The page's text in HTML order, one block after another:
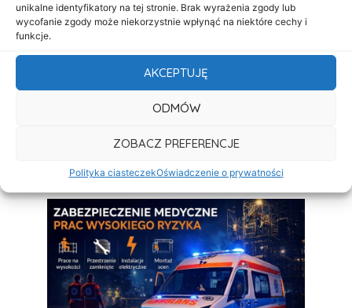
unikalne identyfikatory na tej stronie. Brak wyrażenia zgody lub
wycofanie zgody może niekorzystnie wpłynąć na niektóre cechy i
funkcje.
AKCEPTUJĘ
ODMÓW
ZOBACZ PREFERENCJE
Polityka ciasteczekOświadczenie o prywatności